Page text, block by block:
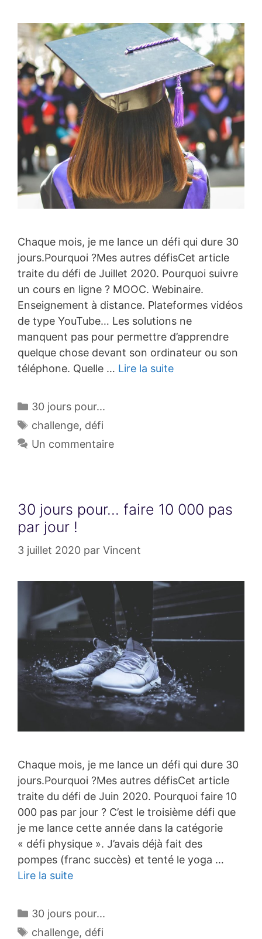
Chaque mois, je me lance un défi qui dure 30
jours.Pourquoi ?Mes autres défisCet article
traite du défi de Juillet 2020. Pourquoi suivre
un cours en ligne ? MOOC. Webinaire.
Enseignement à distance. Plateformes vidéos
de type YouTube… Les solutions ne
manquent pas pour permettre d’apprendre
quelque chose devant son ordinateur ou son
téléphone. Quelle … Lire la suite
Catégories
30 jours pour...
Étiquettes
challenge, défi
Un commentaire
30 jours pour… faire 10 000 pas
par jour !
3 juillet 2020 par Vincent
Chaque mois, je me lance un défi qui dure 30
jours.Pourquoi ?Mes autres défisCet article
traite du défi de Juin 2020. Pourquoi faire 10
000 pas par jour ? C’est le troisième défi que
je me lance cette année dans la catégorie
« défi physique ». J’avais déjà fait des
pompes (franc succès) et tenté le yoga …
Lire la suite
Catégories
30 jours pour...
Étiquettes
challenge, défi